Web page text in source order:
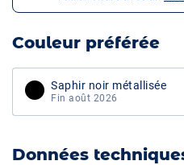
Couleur préférée
Saphir noir métallisée
Fin août 2026
Données